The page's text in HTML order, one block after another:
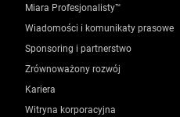
Miara Profesjonalisty™
Wiadomości i komunikaty prasowe
Sponsoring i partnerstwo
Zrównoważony rozwój
Kariera
Witryna korporacyjna